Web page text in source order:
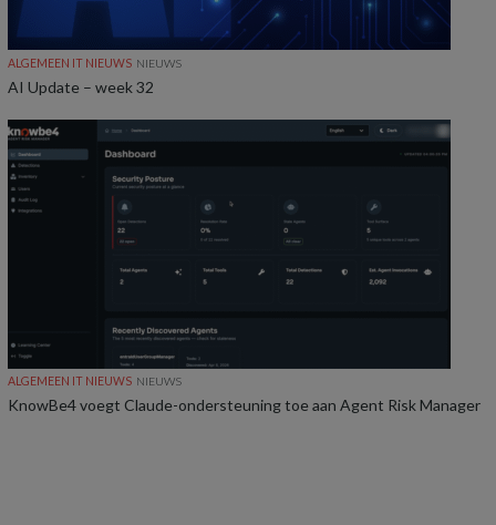
ALGEMEEN IT NIEUWS NIEUWS
AI Update – week 32
ALGEMEEN IT NIEUWS NIEUWS
KnowBe4 voegt Claude-ondersteuning toe aan Agent Risk Manager